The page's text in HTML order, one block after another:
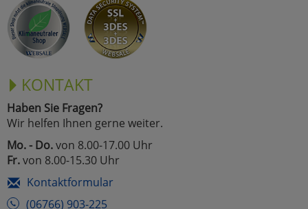
KONTAKT
Haben Sie Fragen?
Wir helfen Ihnen gerne weiter.
Mo. - Do.von 8.00-17.00 Uhr
Fr.von 8.00-15.30 Uhr
Kontaktformular
(06766) 903-225
Marketing
Alle Akzeptieren
Cookies
Einstellungen speichern